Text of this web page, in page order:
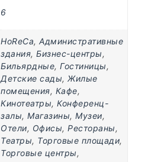
6
HoReCa, Административные
здания, Бизнес-центры,
Бильярдные, Гостиницы,
Детские сады, Жилые
помещения, Кафе,
Кинотеатры, Конференц-
залы, Магазины, Музеи,
Отели, Офисы, Рестораны,
Театры, Торговые площади,
Торговые центры,